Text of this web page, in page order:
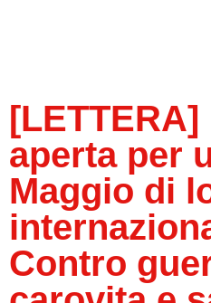
aperta per
Maggio di
Contro